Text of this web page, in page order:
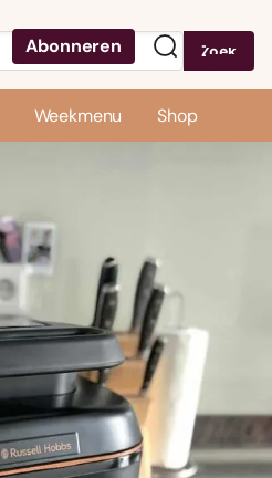
Abonneren Zoek
Weekmenu Shop